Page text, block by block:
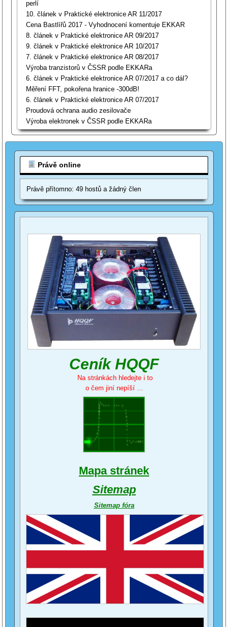
perlí
10. článek v Praktické elektronice AR 11/2017
Cena Bastlířů 2017 - Vyhodnocení komentuje EKKAR
8. článek v Praktické elektronice AR 09/2017
9. článek v Praktické elektronice AR 10/2017
7. článek v Praktické elektronice AR 08/2017
Výroba tranzistorů v ČSSR podle EKKARa
6. článek v Praktické elektronice AR 07/2017 a co dál?
Měření FFT, pokořena hranice -300dB!
6. článek v Praktické elektronice AR 07/2017
Proudová ochrana audio zesilovače
Výroba elektronek v ČSSR podle EKKARa
Právě online
Právě přítomno: 49 hostů a žádný člen
Ceník HQQF
Na stránkách hledejte i to
o čem jiní nepíší ...
Mapa stránek
Sitemap
Sitemap fóra